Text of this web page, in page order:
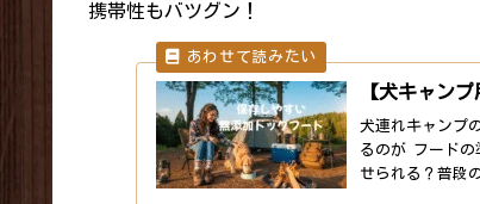
携帯性もバツグン！
【犬キャン
犬連れキャンプ
るのが フードの
せられる？普段